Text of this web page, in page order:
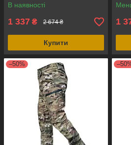
В наявності
1 337 ₴ 2 674 ₴
Купити
1
–50%